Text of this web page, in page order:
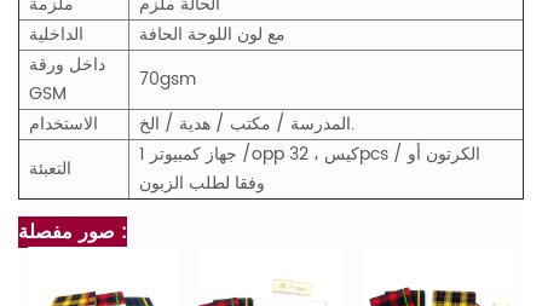
الداخلية
مع لون اللوحة الحافة
داخل ورقة
GSM
70gsm
الاستخدام
المدرسة / مكتب / هدية / الخ.
التعبئة
1 جهاز كمبيوتر /opp كيس ، 32pcs / الكرتون أو
وفقا لطلب الزبون
صور مفصلة :